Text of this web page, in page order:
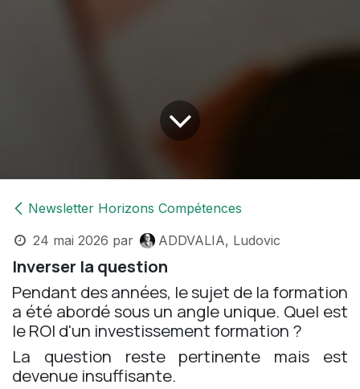
Newsletter Horizons Compétences
24 mai 2026 par ADDVALIA, Ludovic
Inverser la question
Pendant des années, le sujet de la formation
a été abordé sous un angle unique. Quel est
le ROI d'un investissement formation ?
La question reste pertinente mais est
devenue insuffisante.